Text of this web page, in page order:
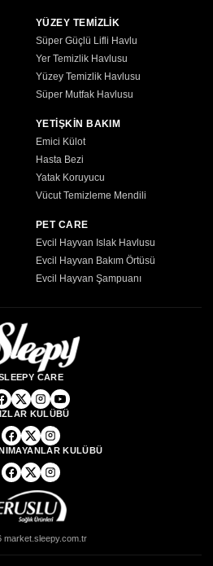
YÜZEY TEMİZLİK
Süper Güçlü Lifli Havlu
Yer Temizlik Havlusu
Yüzey Temizlik Havlusu
Süper Mutfak Havlusu
YETİŞKİN BAKIM
Emici Külot
Hasta Bezi
Yatak Koruyucu
Vücut Temizleme Mendili
PET CARE
Evcil Hayvan Islak Havlusu
Evcil Hayvan Bakım Örtüsü
Evcil Hayvan Şampuanı
CARE
KULÜBÜ
KULÜBÜ
market.sleepy.com.tr